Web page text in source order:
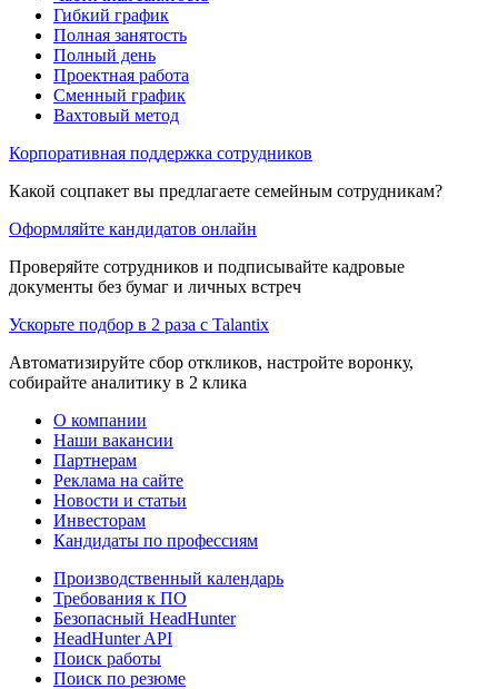
Гибкий график
Полная занятость
Полный день
Проектная работа
Сменный график
Вахтовый метод
Корпоративная поддержка сотрудников
Какой соцпакет вы предлагаете семейным сотрудникам?
Оформляйте кандидатов онлайн
Проверяйте сотрудников и подписывайте кадровые
документы без бумаг и личных встреч
Ускорьте подбор в 2 раза с Talantix
Автоматизируйте сбор откликов, настройте воронку,
собирайте аналитику в 2 клика
О компании
Наши вакансии
Партнерам
Реклама на сайте
Новости и статьи
Инвесторам
Кандидаты по профессиям
Производственный календарь
Требования к ПО
Безопасный HeadHunter
HeadHunter API
Поиск работы
Поиск по резюме